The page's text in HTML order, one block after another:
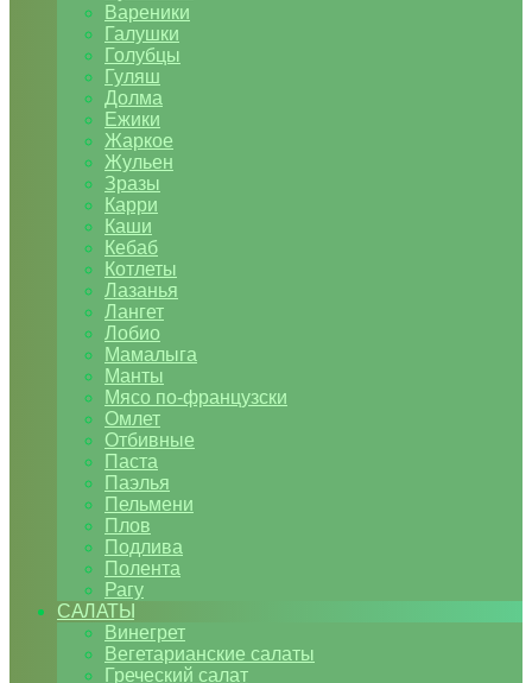
Вареники
Галушки
Голубцы
Гуляш
Долма
Ежики
Жаркое
Жульен
Зразы
Карри
Каши
Кебаб
Котлеты
Лазанья
Лангет
Лобио
Мамалыга
Манты
Мясо по-французски
Омлет
Отбивные
Паста
Паэлья
Пельмени
Плов
Подлива
Полента
Рагу
САЛАТЫ
Винегрет
Вегетарианские салаты
Греческий салат